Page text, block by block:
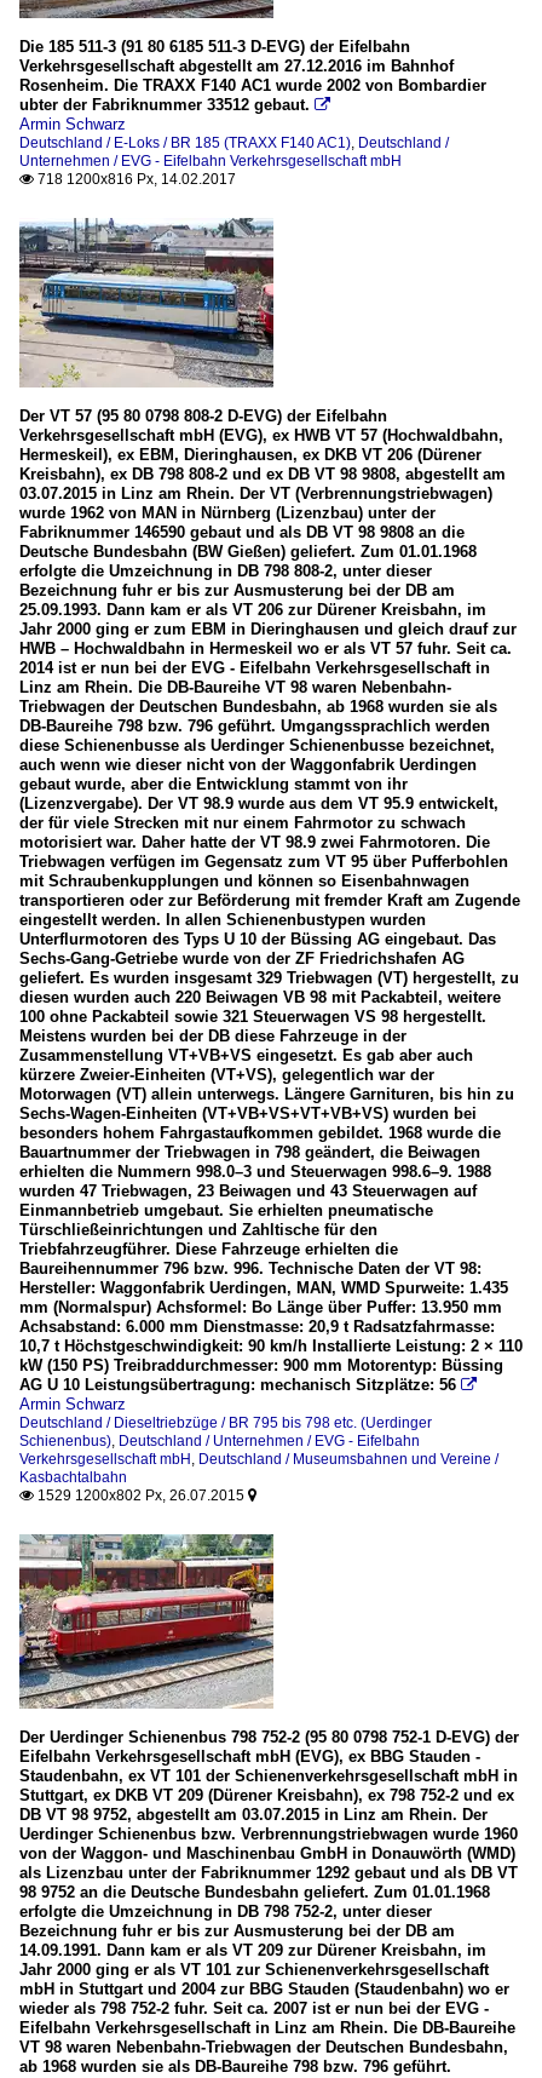
Die 185 511-3 (91 80 6185 511-3 D-EVG) der Eifelbahn
Verkehrsgesellschaft abgestellt am 27.12.2016 im Bahnhof
Rosenheim. Die TRAXX F140 AC1 wurde 2002 von Bombardier
ubter der Fabriknummer 33512 gebaut. 
Armin Schwarz
Deutschland / E-Loks / BR 185 (TRAXX F140 AC1) Deutschland /
Unternehmen / EVG - Eifelbahn Verkehrsgesellschaft mbH
 718 1200x816 Px, 14.02.2017
Der VT 57 (95 80 0798 808-2 D-EVG) der Eifelbahn
Verkehrsgesellschaft mbH (EVG), ex HWB VT 57 (Hochwaldbahn,
Hermeskeil), ex EBM, Dieringhausen, ex DKB VT 206 (Dürener
Kreisbahn), ex DB 798 808-2 und ex DB VT 98 9808, abgestellt am
03.07.2015 in Linz am Rhein. Der VT (Verbrennungstriebwagen)
wurde 1962 von MAN in Nürnberg (Lizenzbau) unter der
Fabriknummer 146590 gebaut und als DB VT 98 9808 an die
Deutsche Bundesbahn (BW Gießen) geliefert. Zum 01.01.1968
erfolgte die Umzeichnung in DB 798 808-2, unter dieser
Bezeichnung fuhr er bis zur Ausmusterung bei der DB am
25.09.1993. Dann kam er als VT 206 zur Dürener Kreisbahn, im
Jahr 2000 ging er zum EBM in Dieringhausen und gleich drauf zur
HWB – Hochwaldbahn in Hermeskeil wo er als VT 57 fuhr. Seit ca.
2014 ist er nun bei der EVG - Eifelbahn Verkehrsgesellschaft in
Linz am Rhein. Die DB-Baureihe VT 98 waren Nebenbahn-
Triebwagen der Deutschen Bundesbahn, ab 1968 wurden sie als
DB-Baureihe 798 bzw. 796 geführt. Umgangssprachlich werden
diese Schienenbusse als Uerdinger Schienenbusse bezeichnet,
auch wenn wie dieser nicht von der Waggonfabrik Uerdingen
gebaut wurde, aber die Entwicklung stammt von ihr
(Lizenzvergabe). Der VT 98.9 wurde aus dem VT 95.9 entwickelt,
der für viele Strecken mit nur einem Fahrmotor zu schwach
motorisiert war. Daher hatte der VT 98.9 zwei Fahrmotoren. Die
Triebwagen verfügen im Gegensatz zum VT 95 über Pufferbohlen
mit Schraubenkupplungen und können so Eisenbahnwagen
transportieren oder zur Beförderung mit fremder Kraft am Zugende
eingestellt werden. In allen Schienenbustypen wurden
Unterflurmotoren des Typs U 10 der Büssing AG eingebaut. Das
Sechs-Gang-Getriebe wurde von der ZF Friedrichshafen AG
geliefert. Es wurden insgesamt 329 Triebwagen (VT) hergestellt, zu
diesen wurden auch 220 Beiwagen VB 98 mit Packabteil, weitere
100 ohne Packabteil sowie 321 Steuerwagen VS 98 hergestellt.
Meistens wurden bei der DB diese Fahrzeuge in der
Zusammenstellung VT+VB+VS eingesetzt. Es gab aber auch
kürzere Zweier-Einheiten (VT+VS), gelegentlich war der
Motorwagen (VT) allein unterwegs. Längere Garnituren, bis hin zu
Sechs-Wagen-Einheiten (VT+VB+VS+VT+VB+VS) wurden bei
besonders hohem Fahrgastaufkommen gebildet. 1968 wurde die
Bauartnummer der Triebwagen in 798 geändert, die Beiwagen
erhielten die Nummern 998.0–3 und Steuerwagen 998.6–9. 1988
wurden 47 Triebwagen, 23 Beiwagen und 43 Steuerwagen auf
Einmannbetrieb umgebaut. Sie erhielten pneumatische
Türschließeinrichtungen und Zahltische für den
Triebfahrzeugführer. Diese Fahrzeuge erhielten die
Baureihennummer 796 bzw. 996. Technische Daten der VT 98:
Hersteller: Waggonfabrik Uerdingen, MAN, WMD Spurweite: 1.435
mm (Normalspur) Achsformel: Bo Länge über Puffer: 13.950 mm
Achsabstand: 6.000 mm Dienstmasse: 20,9 t Radsatzfahrmasse:
10,7 t Höchstgeschwindigkeit: 90 km/h Installierte Leistung: 2 × 110
kW (150 PS) Treibraddurchmesser: 900 mm Motorentyp: Büssing
AG U 10 Leistungsübertragung: mechanisch Sitzplätze: 56 
Armin Schwarz
Deutschland / Dieseltriebzüge / BR 795 bis 798 etc. (Uerdinger
Schienenbus) Deutschland / Unternehmen / EVG - Eifelbahn
Verkehrsgesellschaft mbH Deutschland / Museumsbahnen und Vereine /
Kasbachtalbahn
 1529 1200x802 Px, 26.07.2015 
Der Uerdinger Schienenbus 798 752-2 (95 80 0798 752-1 D-EVG) der
Eifelbahn Verkehrsgesellschaft mbH (EVG), ex BBG Stauden -
Staudenbahn, ex VT 101 der Schienenverkehrsgesellschaft mbH in
Stuttgart, ex DKB VT 209 (Dürener Kreisbahn), ex 798 752-2 und ex
DB VT 98 9752, abgestellt am 03.07.2015 in Linz am Rhein. Der
Uerdinger Schienenbus bzw. Verbrennungstriebwagen wurde 1960
von der Waggon- und Maschinenbau GmbH in Donauwörth (WMD)
als Lizenzbau unter der Fabriknummer 1292 gebaut und als DB VT
98 9752 an die Deutsche Bundesbahn geliefert. Zum 01.01.1968
erfolgte die Umzeichnung in DB 798 752-2, unter dieser
Bezeichnung fuhr er bis zur Ausmusterung bei der DB am
14.09.1991. Dann kam er als VT 209 zur Dürener Kreisbahn, im
Jahr 2000 ging er als VT 101 zur Schienenverkehrsgesellschaft
mbH in Stuttgart und 2004 zur BBG Stauden (Staudenbahn) wo er
wieder als 798 752-2 fuhr. Seit ca. 2007 ist er nun bei der EVG -
Eifelbahn Verkehrsgesellschaft in Linz am Rhein. Die DB-Baureihe
VT 98 waren Nebenbahn-Triebwagen der Deutschen Bundesbahn,
ab 1968 wurden sie als DB-Baureihe 798 bzw. 796 geführt.